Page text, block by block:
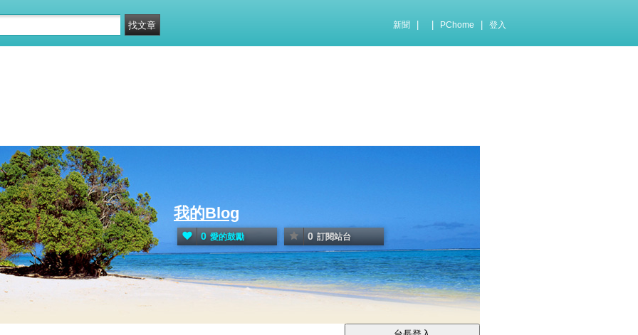
新聞 PChome 登入
我的Blog
0 愛的鼓勵 0 訂閱站台